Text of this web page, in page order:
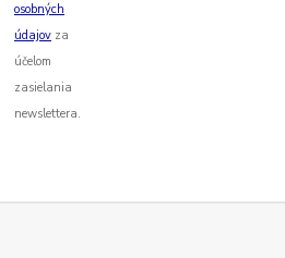
osobných
údajovza
účelom
zasielania
newslettera.